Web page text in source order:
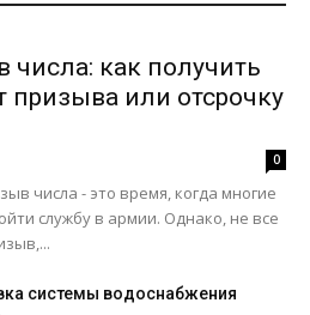
числа: как получить
призыва или отсрочку
0
числа - это время, когда многие
службу в армии. Однако, не все
системы водоснабжения